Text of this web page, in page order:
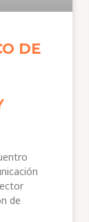
DE
de